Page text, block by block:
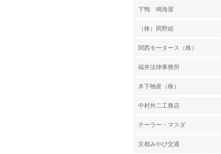
下鴨 鳴海屋
（株）岡野組
関西モータース（株）
福井法律事務所
木下物産（株）
中村外二工務店
テーラー・マスダ
京都みやび交通